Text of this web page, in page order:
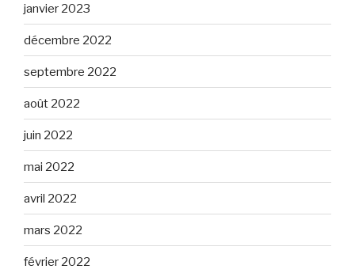
janvier 2023
décembre 2022
septembre 2022
août 2022
juin 2022
mai 2022
avril 2022
mars 2022
février 2022